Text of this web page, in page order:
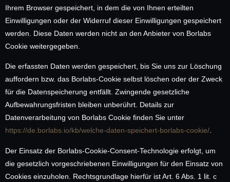
Ihrem Browser gespeichert, in dem die von Ihnen erteilten
Einwilligungen oder der Widerruf dieser Einwilligungen gespeichert
werden. Diese Daten werden nicht an den Anbieter von Borlabs
Cookie weitergegeben.
Die erfassten Daten werden gespeichert, bis Sie uns zur Löschung
auffordern bzw. das Borlabs-Cookie selbst löschen oder der Zweck
für die Datenspeicherung entfällt. Zwingende gesetzliche
Aufbewahrungsfristen bleiben unberührt. Details zur
Datenverarbeitung von Borlabs Cookie finden Sie unter
https://de.borlabs.io/kb/welche-daten-speichert-borlabs-cookie/.
Der Einsatz der Borlabs-Cookie-Consent-Technologie erfolgt, um
die gesetzlich vorgeschriebenen Einwilligungen für den Einsatz von
Cookies einzuholen. Rechtsgrundlage hierfür ist Art. 6 Abs. 1 lit. c